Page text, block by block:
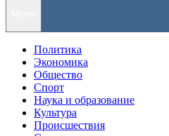
Политика
Экономика
Общество
Спорт
Наука и образование
Культура
Происшествия